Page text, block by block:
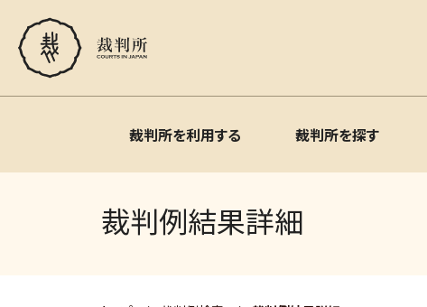
裁判所を利用する 裁判所を探す
裁判例結果詳細